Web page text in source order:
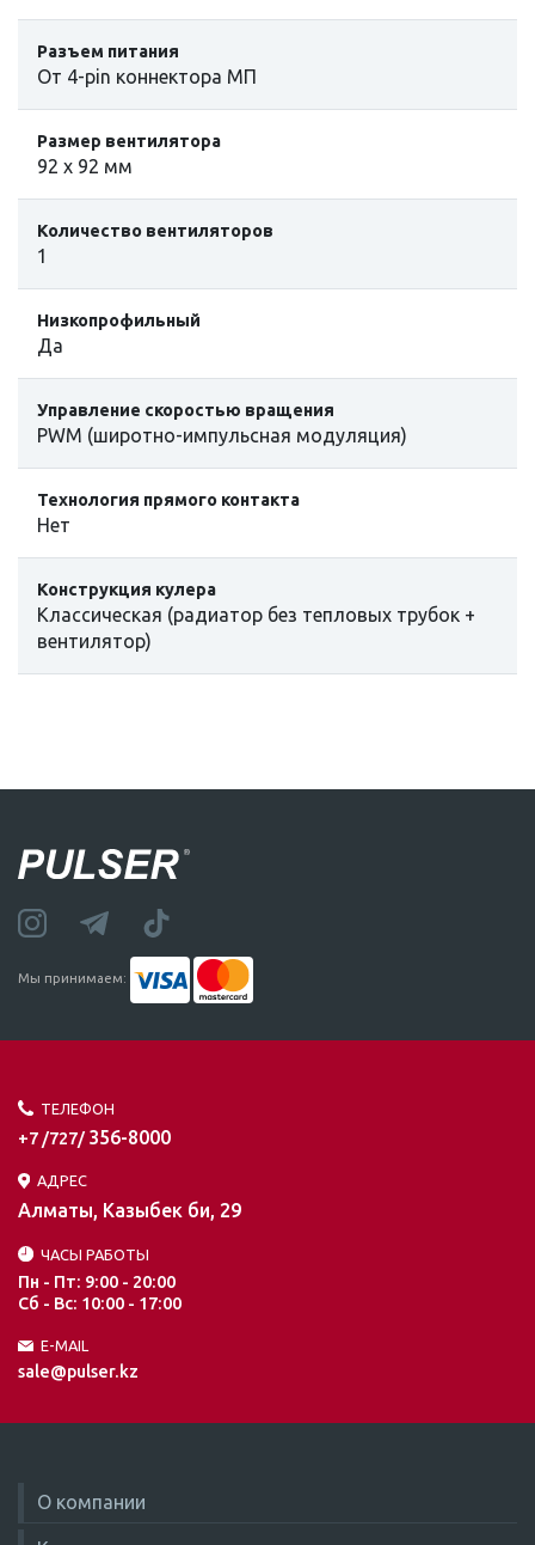
Разъем питания
От 4-pin коннектора МП
Размер вентилятора
92 x 92 мм
Количество вентиляторов
1
Низкопрофильный
Да
Управление скоростью вращения
PWM (широтно-импульсная модуляция)
Технология прямого контакта
Нет
Конструкция кулера
Классическая (радиатор без тепловых трубок +
вентилятор)
Мы принимаем:
ТЕЛЕФОН
+7 /727/ 356-8000
АДРЕС
Алматы, Казыбек би, 29
ЧАСЫ РАБОТЫ
Пн - Пт: 9:00 - 20:00
Сб - Вс: 10:00 - 17:00
E-MAIL
sale@pulser.kz
О компании